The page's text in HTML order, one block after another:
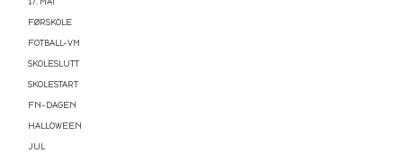
FØRSKOLE
FOTBALL-VM
SKOLESLUTT
SKOLESTART
FN-DAGEN
HALLOWEEN
JULFUNtastic. Du kan melde deg av når som helst.